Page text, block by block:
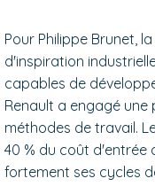
Pour Philippe Brunet,
d'inspiration
capables de
Renault a engagé
méthodes de travail.
40 % du coût
fortement ses cycles